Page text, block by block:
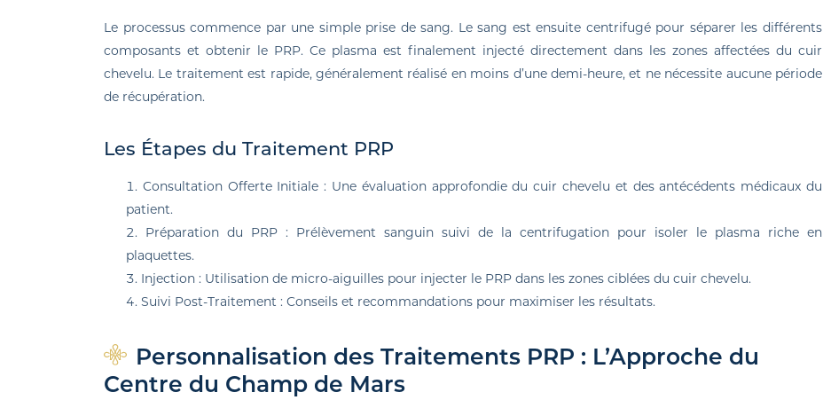
Le processus commence par une simple prise de sang. Le sang est ensuite centrifugé pour séparer les différents
composants et obtenir le PRP. Ce plasma est finalement injecté directement dans les zones affectées du cuir
chevelu. Le traitement est rapide, généralement réalisé en moins d’une demi-heure, et ne nécessite aucune période
de récupération.
Les Étapes du Traitement PRP
Consultation Offerte Initiale : Une évaluation approfondie du cuir chevelu et des antécédents médicaux du
patient.
Préparation du PRP : Prélèvement sanguin suivi de la centrifugation pour isoler le plasma riche en
plaquettes.
Injection : Utilisation de micro-aiguilles pour injecter le PRP dans les zones ciblées du cuir chevelu.
Suivi Post-Traitement : Conseils et recommandations pour maximiser les résultats.
Personnalisation des Traitements PRP : L’Approche du
Centre du Champ de Mars